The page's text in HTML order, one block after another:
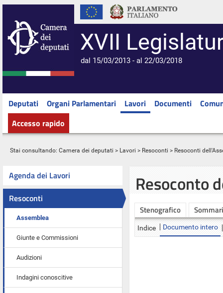
XVII
dal 15/03/2013 - al 22/03/2018
Deputati Organi Parlamentari Lavori Documenti
Accesso rapido
Stai consultando: Camera dei deputati > Lavori > Resoconti > Resoconti
Agenda dei Lavori
Resoconti
Assemblea
Giunte e Commissioni
Audizioni
Indagini conoscitive
Resoconto
Stenografico
Indice Documento intero